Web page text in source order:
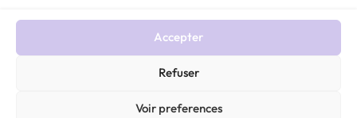
Accepter
Refuser
Voir preferences